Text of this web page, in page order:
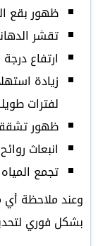
ظهور بقع
تقشر
ارتفاع
زيادة
لفترات
ظهور
انبعاث
تجمع
وعند ملاحظة
بشكل فوري